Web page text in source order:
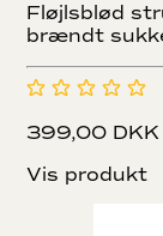
Fløjlsblød
brændt
399,00 DKK
Vis produkt